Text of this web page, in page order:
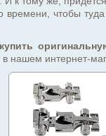
времени, чтобы
нашем интернет-